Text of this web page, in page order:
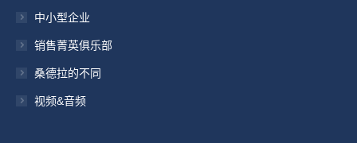
中小型企业
销售菁英俱乐部
桑德拉的不同
视频&音频